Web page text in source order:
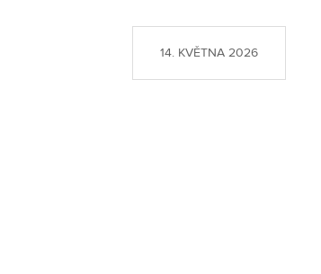
14. KVĚTNA 2026